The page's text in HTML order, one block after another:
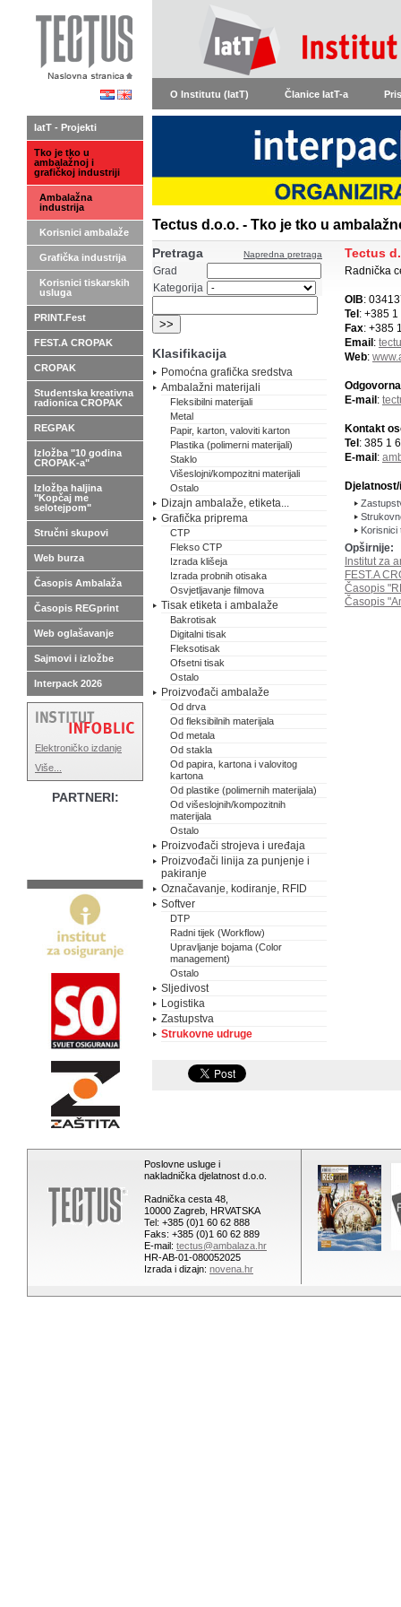
O Institutu (IatT) Članice IatT-a
Tectus d.o.o. - Tko je tko u
Napredna pretraga
Pretraga
Grad
Kategorija
Klasifikacija
Pomoćna grafička sredstva
Ambalažni materijali
Fleksibilni materijali
Metal
Papir, karton, valoviti karton
Plastika (polimerni materijali)
Staklo
Višeslojni/kompozitni materijali
Ostalo
Dizajn ambalaže, etiketa...
Grafička priprema
CTP
Flekso CTP
Izrada klišeja
Izrada probnih otisaka
Osvjetljavanje filmova
Tisak etiketa i ambalaže
Bakrotisak
Digitalni tisak
Fleksotisak
Ofsetni tisak
Ostalo
Proizvođači ambalaže
Od drva
Od fleksibilnih materijala
Od metala
Od stakla
Od papira, kartona i valovitog
kartona
Od plastike (polimernih materijala)
Od višeslojnih/kompozitnih
materijala
Ostalo
Proizvođači strojeva i uređaja
Proizvođači linija za punjenje i
pakiranje
Označavanje, kodiranje, RFID
Softver
DTP
Radni tijek (Workflow)
Upravljanje bojama (Color
management)
Ostalo
Sljedivost
Logistika
Zastupstva
Strukovne udruge
Tectus
Radnička
OIB:
Tel : +385
Fax: +385
Email :
Web:
E-mail :
Kontakt
Tel : 385 1
E-mail :
Djelatnost/i
Korisnici
Opširnije:
Institut za
FEST.A
Časopis
Časopis
IatT - Projekti
Tko je tko u
ambalažnoj i
grafičkoj industriji
Ambalažna
industrija
Korisnici ambalaže
Grafička industrija
Korisnici tiskarskih
usluga
PRINT.Fest
FEST.A CROPAK
CROPAK
Studentska kreativna
radionica CROPAK
REGPAK
Izložba "10 godina
CROPAK-a"
Izložba haljina
"Kopčaj me
selotejpom"
Stručni skupovi
Web burza
Časopis Ambalaža
Časopis REGprint
Web oglašavanje
Sajmovi i izložbe
Interpack 2026
Elektroničko izdanje
Više...
PARTNERI:
Poslovne usluge i
nakladnička djelatnost d.o.o.
Radnička cesta 48,
10000 Zagreb, HRVATSKA
Tel: +385 (0)1 60 62 888
Faks: +385 (0)1 60 62 889
E-mail: tectus@ambalaza.hr
HR-AB-01-080052025
Izrada i dizajn: novena.hr